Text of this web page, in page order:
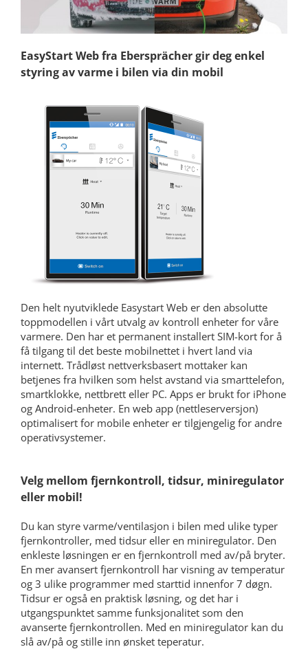
EasyStart Web fra Ebersprächer gir deg enkel
styring av varme i bilen via din mobil
Den helt nyutviklede Easystart Web er den absolutte
toppmodellen i vårt utvalg av kontroll enheter for våre
varmere. Den har et permanent installert SIM-kort for å
få tilgang til det beste mobilnettet i hvert land via
internett. Trådløst nettverksbasert mottaker kan
betjenes fra hvilken som helst avstand via smarttelefon,
smartklokke, nettbrett eller PC. Apps er brukt for iPhone
og Android-enheter. En web app (nettleserversjon)
optimalisert for mobile enheter er tilgjengelig for andre
operativsystemer.
Velg mellom fjernkontroll, tidsur, miniregulator
eller mobil!
Du kan styre varme/ventilasjon i bilen med ulike typer
fjernkontroller, med tidsur eller en miniregulator. Den
enkleste løsningen er en fjernkontroll med av/på bryter.
En mer avansert fjernkontroll har visning av temperatur
og 3 ulike programmer med starttid innenfor 7 døgn.
Tidsur er også en praktisk løsning, og det har i
utgangspunktet samme funksjonalitet som den
avanserte fjernkontrollen. Med en miniregulator kan du
slå av/på og stille inn ønsket teperatur.